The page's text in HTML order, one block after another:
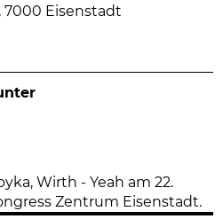
7000 Eisenstadt